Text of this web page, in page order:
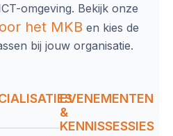
omgeving. Bekijk onze
het MKB en kies de
bij jouw organisatie.
EVENEMENTEN
&
KENNISSESSIES